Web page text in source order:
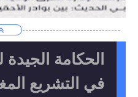
الحكامة
في التشريع